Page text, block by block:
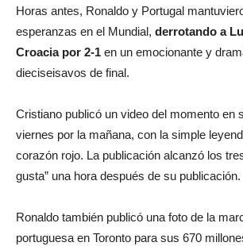
Horas antes, Ronaldo y Portugal
esperanzas en el Mundial, derrotando a
Croacia por 2-1 en un emocionante y
dieciseisavos de final.
Cristiano publicó un video del momento en
viernes por la mañana, con la simple
corazón rojo. La publicación alcanzó los
gusta” una hora después de su publicación.
Ronaldo también publicó una foto de la
portuguesa en Toronto para sus 670